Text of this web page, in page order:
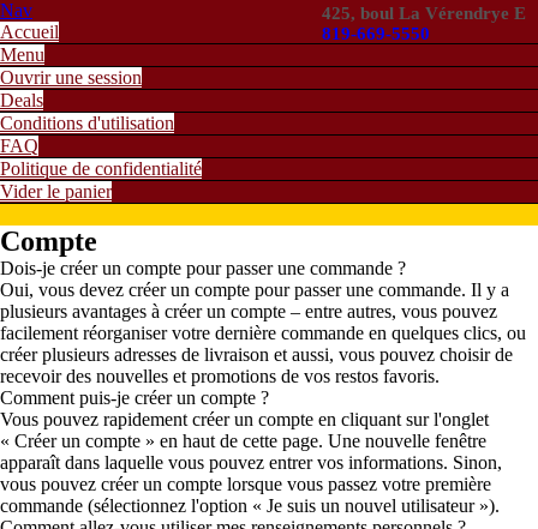
Nav
425, boul La Vérendrye E
819-669-5550
Accueil
Menu
Ouvrir une session
Deals
Conditions d'utilisation
FAQ
Politique de confidentialité
Vider le panier
Compte
Dois-je créer un compte pour passer une commande ?
Oui, vous devez créer un compte pour passer une commande. Il y a
plusieurs avantages à créer un compte – entre autres, vous pouvez
facilement réorganiser votre dernière commande en quelques clics, ou
créer plusieurs adresses de livraison et aussi, vous pouvez choisir de
recevoir des nouvelles et promotions de vos restos favoris.
Comment puis-je créer un compte ?
Vous pouvez rapidement créer un compte en cliquant sur l'onglet
« Créer un compte » en haut de cette page. Une nouvelle fenêtre
apparaît dans laquelle vous pouvez entrer vos informations. Sinon,
vous pouvez créer un compte lorsque vous passez votre première
commande (sélectionnez l'option « Je suis un nouvel utilisateur »).